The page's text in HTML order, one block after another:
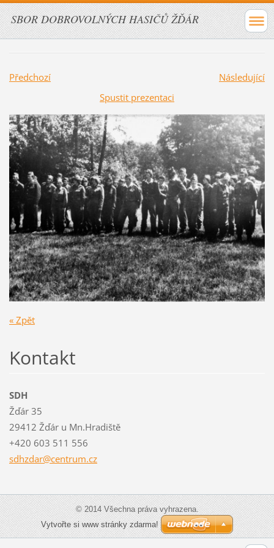
SBOR DOBROVOLNÝCH HASIČŮ ŽĎÁR
Předchozí
Následující
Spustit prezentaci
« Zpět
Kontakt
SDH
Žďár 35
29412 Žďár u Mn.Hradiště
+420 603 511 556
sdhzdar@centrum.cz
© 2014 Všechna práva vyhrazena.
Vytvořte si www stránky zdarma!